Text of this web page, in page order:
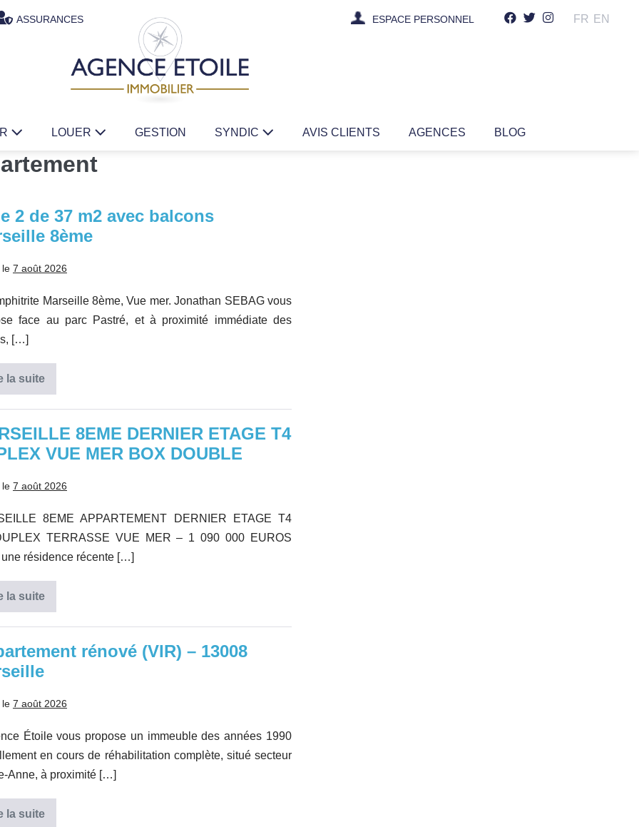
ASSURANCES ESPACE PERSONNEL FR EN
LOUER GESTION SYNDIC AVIS CLIENTS AGENCES BLOG
2 de 37 m2 avec balcons
8ème
le 7 août 2026
Marseille 8ème, Vue mer. Jonathan SEBAG vous
face au parc Pastré, et à proximité immédiate des
[…]
la suite
Type
2
m2
avec
balcons
marseille
8EME DERNIER ETAGE T4
VUE MER BOX DOUBLE
le 7 août 2026
8EME APPARTEMENT DERNIER ETAGE T4
TERRASSE VUE MER – 1 090 000 EUROS
une résidence récente […]
la suite
MARSEILLE
8EME
T4
DUPLEX
VUE
MER
DOUBLE
rénové (VIR) – 13008
le 7 août 2026
Étoile vous propose un immeuble des années 1990
en cours de réhabilitation complète, situé secteur
Anne, à proximité […]
la suite
Appartement